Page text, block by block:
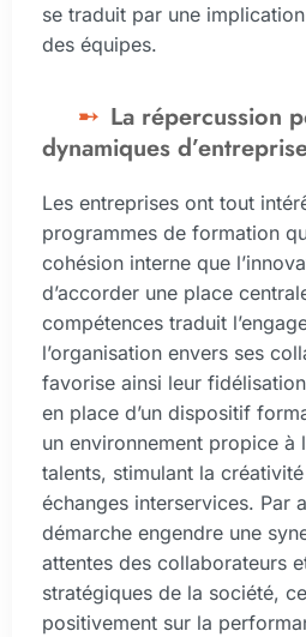
se traduit par une
des équipes.
La répercussion
dynamiques
Les entreprises ont tout
programmes de formation
cohésion interne que
d’accorder une place
compétences traduit
l’organisation envers ses
favorise ainsi leur
en place d’un dispositif
un environnement propice à
talents, stimulant la
échanges interservices. Par
démarche engendre une
attentes des collaborateurs
stratégiques de la société,
positivement sur la